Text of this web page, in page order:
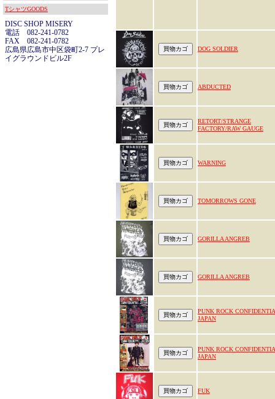
TシャツGOODS
DISC SHOP MISERY
電話 082-241-0782
FAX 082-241-0782
広島県広島市中区袋町2-7 プレ
イグラウンドビル2F
DOG SOLDIER
ABDUCTED
RETORT/STRANGE
FACTORY/RAW GAUGE
WARNING
TOMORROWS GONE
GORILLA ANGREB
GORILLA ANGREB
PUNK ROCK
JAPAN
PUNK ROCK
JAPAN
FUK